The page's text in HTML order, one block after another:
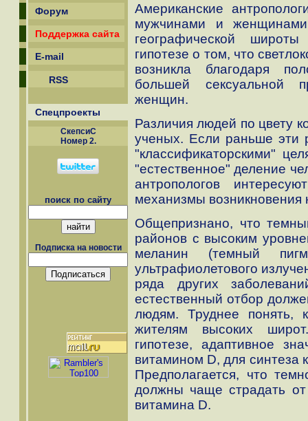
Форум
Поддержка сайта
E-mail
RSS
Спецпроекты
СкепсиС
Номер 2.
поиск по сайту
Подписка на новости
Американские
мужчинами и
географической
гипотезе о том, что
возникла благодаря
большей сексуальной
женщин.
Различия людей по цвету
ученых. Если раньше эти
"классификаторскими"
"естественное" деление
антропологов
механизмы
Общепризнано, что
районов с высоким
меланин (темный
ультрафиолетового
ряда других
естественный отбор
людям. Труднее понять,
жителям высоких
гипотезе, адаптивное
витамином D, для синтеза
Предполагается, что
должны чаще страдать от
витамина D.